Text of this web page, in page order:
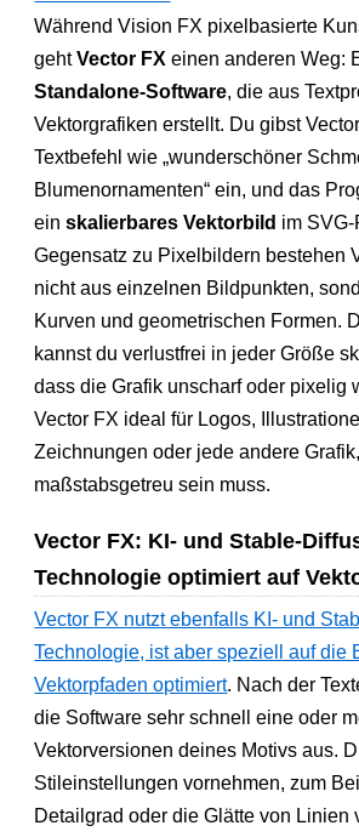
Während Vision FX pixelbasierte
gehtVector FX einen anderen Weg:
Standalone-Software, die aus
Vektorgrafiken erstellt. Du gibst
Textbefehl wie „wunderschöner
Blumenornamenten“ ein, und das
einskalierbares Vektorbild im SVG-
Gegensatz zu Pixelbildern bestehen
nicht aus einzelnen Bildpunkten,
Kurven und geometrischen Formen.
kannst du verlustfrei in jeder Größe
dass die Grafik unscharf oder pixelig
Vector FX ideal für Logos,
Zeichnungen oder jede andere
maßstabsgetreu sein muss.
Vector FX: KI- und Stable-
Technologie optimiert auf
Vector FX nutzt ebenfalls KI- und
Technologie, ist aber speziell auf die
Vektorpfaden optimiert. Nach der
die Software sehr schnell eine oder
Vektorversionen deines Motivs aus.
Stileinstellungen vornehmen, zum
Detailgrad oder die Glätte von Linien